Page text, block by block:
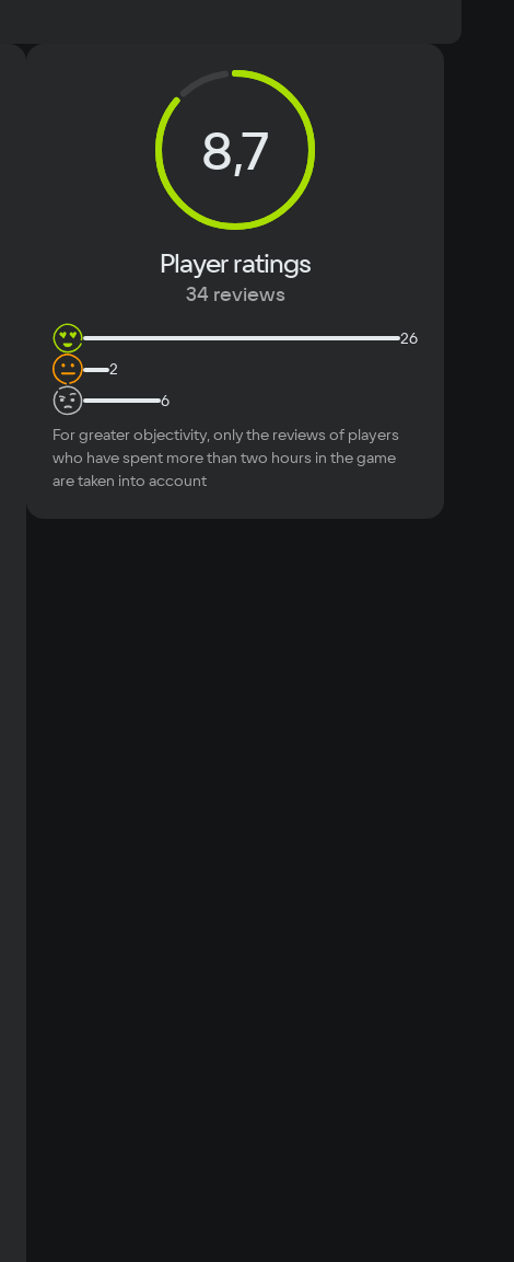
Text
8,7
Player ratings
34 reviews
26
2
6
For greater objectivity, only the reviews of players
who have spent more than two hours in the game
are taken into account